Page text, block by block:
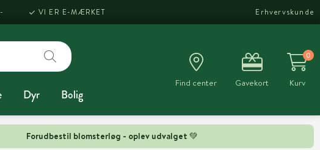
Forudbestil blomsterløg - oplev udvalget 💚
VI ER E-MÆRKET Erhvervskunde
Dyr Bolig
Find center Gavekort
0
Kurv